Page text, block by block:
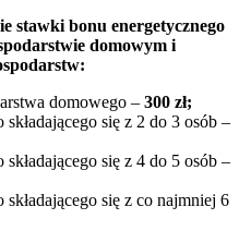
stawki bonu energetycznego
domowym i
domowego – 300 zł;
się z 2 do 3 osób –
się z 4 do 5 osób –
się z co najmniej 6